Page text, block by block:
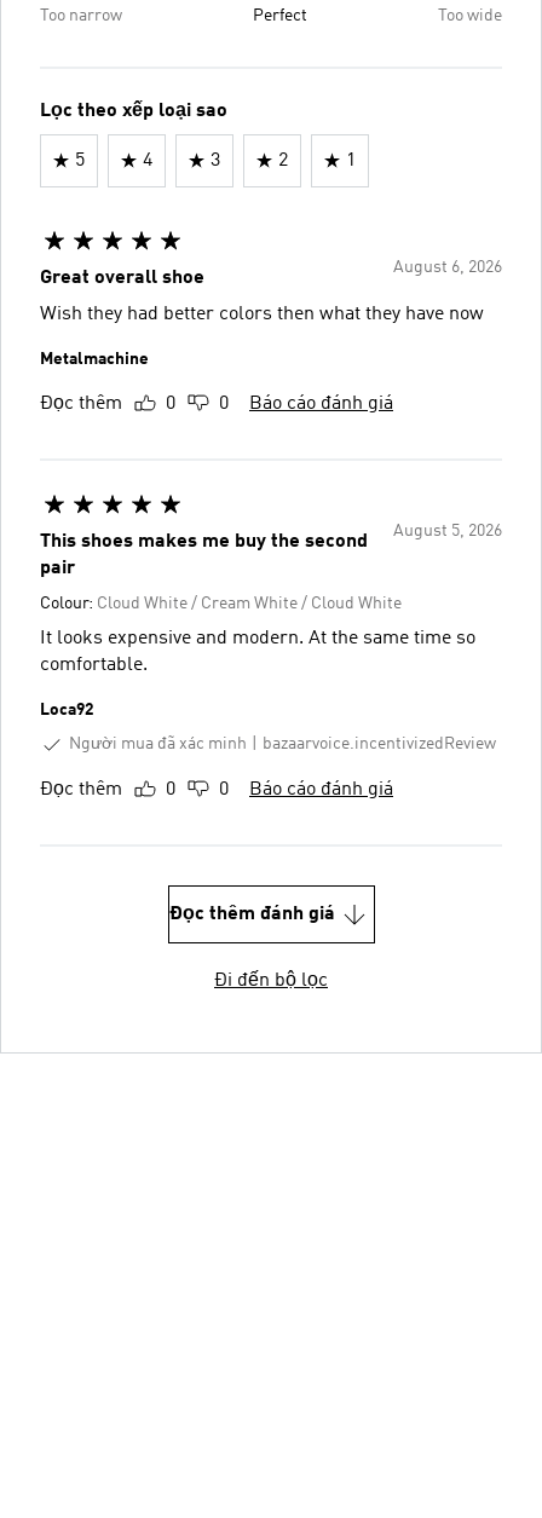
Too narrow Perfect Too wide
Lọc theo xếp loại sao
5 4 3 2 1
August 6, 2026
Great overall shoe
Wish they had better colors then what they have now
Metalmachine
Đọc thêm 0 0 Báo cáo đánh giá
August 5, 2026
This shoes makes me buy the second
pair
Colour: Cloud White / Cream White / Cloud White
It looks expensive and modern. At the same time so
comfortable.
Loca92
Người mua đã xác minh
bazaarvoice.incentivizedReview
Đọc thêm 0 0 Báo cáo đánh giá
Đọc thêm đánh giá
Đi đến bộ lọc